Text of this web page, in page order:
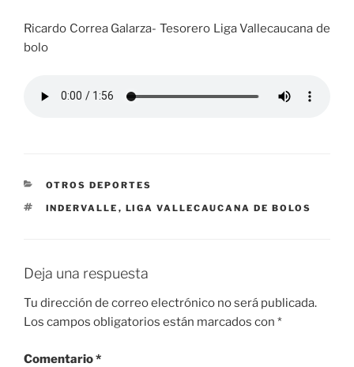
Ricardo Correa Galarza- Tesorero Liga Vallecaucana de
bolo
CATEGORÍAS
OTROS DEPORTES
ETIQUETAS
INDERVALLE , LIGA VALLECAUCANA DE BOLOS
Deja una respuesta
Tu dirección de correo electrónico no será publicada.
Los campos obligatorios están marcados con *
Comentario*